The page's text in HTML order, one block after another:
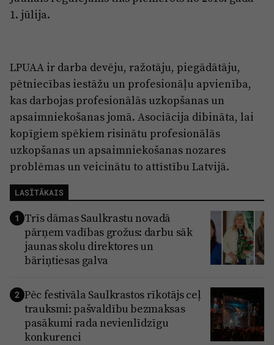
1. jūlija.
LPUAA ir darba devēju, ražotāju, piegādātāju,
pētniecības iestāžu un profesionāļu apvienība,
kas darbojas profesionālās uzkopšanas un
apsaimniekošanas jomā. Asociācija dibināta, lai
kopīgiem spēkiem risinātu profesionālās
uzkopšanas un apsaimniekošanas nozares
problēmas un veicinātu to attīstību Latvijā.
LASĪTĀKAIS
1 Trīs dāmas Saulkrastu novadā
pārņem vadības grožus: darbu sāk
jaunas skolu direktores un
bāriņtiesas galva
2 Pēc festivāla Saulkrastos rīkotājs ceļ
trauksmi: pašvaldību bezmaksas
pasākumi rada nevienlīdzīgu
konkurenci